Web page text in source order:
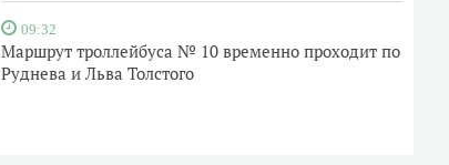
09:32
Маршрут троллейбуса № 10 временно проходит по
Руднева и Льва Толстого